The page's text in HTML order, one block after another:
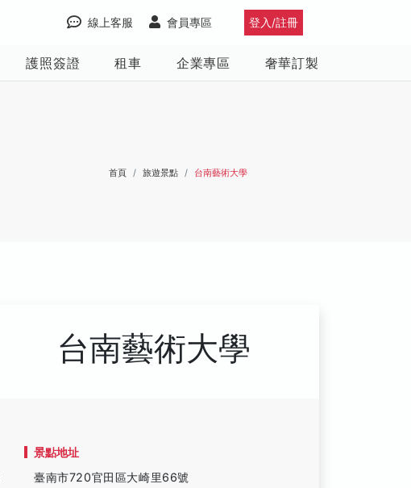
登入/註冊
會員專區
線上客服
護照簽證 租車 企業專區 奢華訂製
首頁 旅遊景點 台南藝術大學
台南藝術大學
景點地址
臺南市720官田區大崎里66號